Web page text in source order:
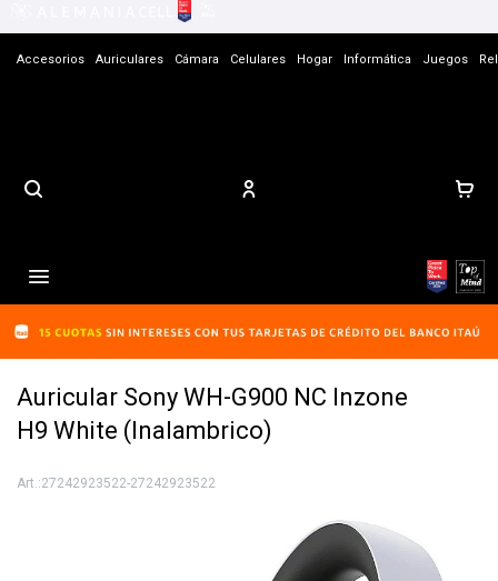
Accesorios Auriculares Cámara Celulares Hogar Informática Juegos

Auricular Sony WH-G900 NC Inzone
H9 White (Inalambrico)
27242923522-27242923522